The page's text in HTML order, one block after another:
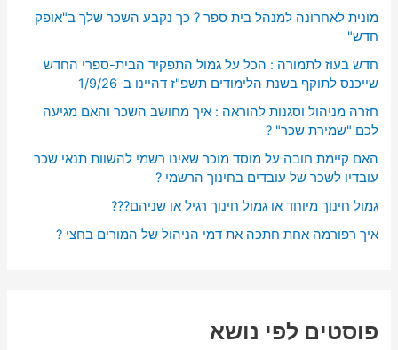
מונית לאחרונה למנהל בית ספר ? כך נקבע השכר שלך ב"אופק
חדש"
חדש בעוז לתמורה : הכל על גמול התפקיד הבית-ספרי החדש
שייכנס לתוקף בשנת הלימודים תשפ"ז דהיינו ב-1/9/26
חזרה מניהול וסגנות להוראה : איך מחושב השכר והאם מגיעה
לכם "שמירת שכר" ?
האם קיימת חובה על מוסד מוכר שאינו רשמי להשוות תנאי שכר
עובדיו לשכר של עובדים בחינוך הרשמי ?
גמול חינוך מיוחד או גמול חינוך רגיל או שניהם???
איך רפורמה אחת חתכה את דמי הניהול של המורים בחצי ?
פוסטים לפי נושא